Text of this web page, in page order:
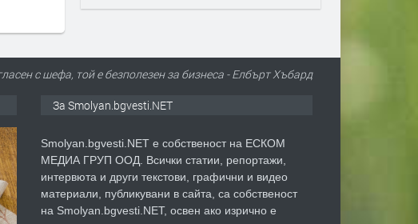
с шефа, той е безполезен за бизнеса - Елбърт Хъбард
За Smolyan.bgvesti.NET
Smolyan.bgvesti.NET е собственост на ЕСКОМ
МЕДИА ГРУП ООД. Всички статии, репортажи,
интервюта и други текстови, графични и видео
материали, публикувани в сайта, са собственост
на Smolyan.bgvesti.NET, освен ако изрично е